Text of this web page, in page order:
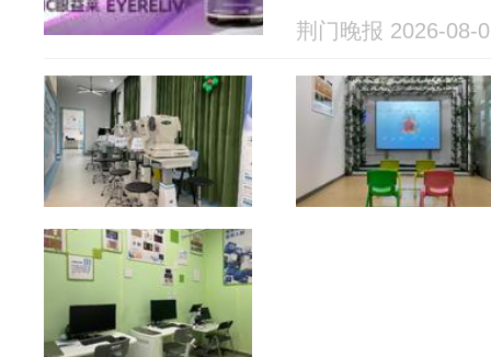
差异化护眼
荆门晚报 2026-08-